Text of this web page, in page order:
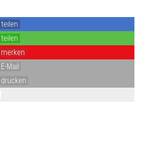
teilen
teilen
merken
E-Mail
drucken